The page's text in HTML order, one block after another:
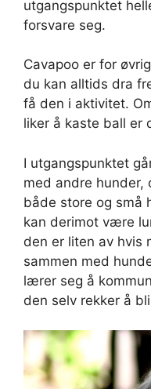
utgangspunktet
forsvare seg.
Cavapoo er for
du kan alltids dra
få den i aktivitet.
liker å kaste ball er
I utgangspunktet
med andre hunder,
både store og små
kan derimot være
den er liten av hvis
sammen med
lærer seg å
den selv rekker å